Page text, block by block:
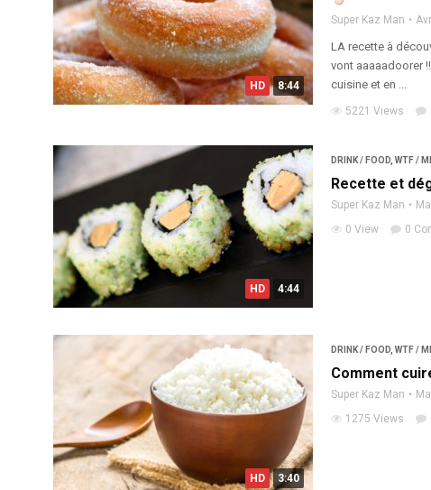
HD 8:44
Super Kaz Man
LA recette à
vont aaaaadoorer
cuisine et en ...
5221 Views
HD 4:44
DRINK / FOOD WTF /
Recette et
Super Kaz Man
0 View
0
HD 3:40
DRINK / FOOD WTF /
Comment
Super Kaz Man
1275 Views